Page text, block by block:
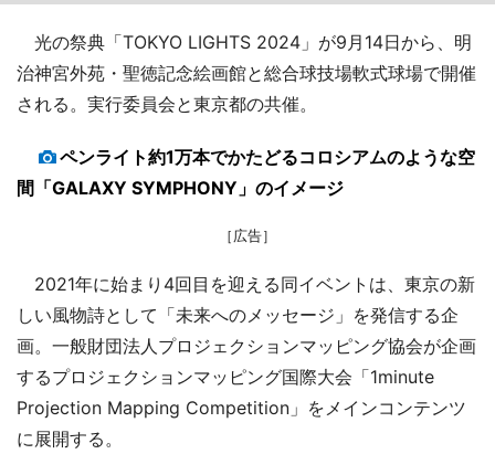
光の祭典「TOKYO LIGHTS 2024」が9月14日から、明
治神宮外苑・聖徳記念絵画館と総合球技場軟式球場で開催
される。実行委員会と東京都の共催。
ペンライト約1万本でかたどるコロシアムのような空
間「GALAXY SYMPHONY」のイメージ
［広告］
2021年に始まり4回目を迎える同イベントは、東京の新
しい風物詩として「未来へのメッセージ」を発信する企
画。一般財団法人プロジェクションマッピング協会が企画
するプロジェクションマッピング国際大会「1minute
Projection Mapping Competition」をメインコンテンツ
に展開する。